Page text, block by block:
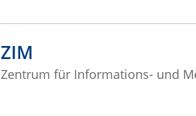
ZIM
Zentrum für Informations- und